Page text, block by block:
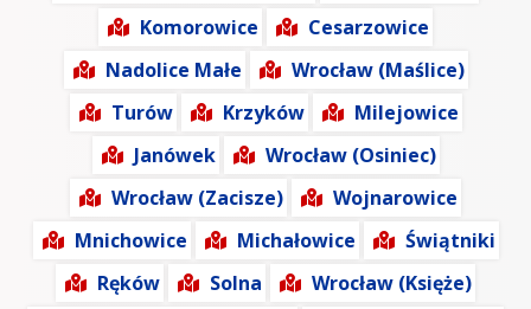
Komorowice
Cesarzowice
Nadolice Małe
Wrocław (Maślice)
Turów
Krzyków
Milejowice
Janówek
Wrocław (Osiniec)
Wrocław (Zacisze)
Wojnarowice
Mnichowice
Michałowice
Świątniki
Ręków
Solna Wrocław (Księże)